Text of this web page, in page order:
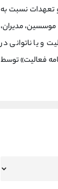
تعهدات نسبت به
موسسین، مدیران،
و یا ناتوانی در
فعالیت» توسط